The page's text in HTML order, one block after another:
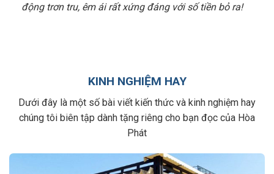
động trơn tru, êm ái rất xứng đáng với số tiền bỏ ra!
KINH NGHIỆM HAY
Dưới đây là một số bài viết kiến thức và kinh nghiệm hay
chúng tôi biên tập dành tặng riêng cho bạn đọc của Hòa
Phát